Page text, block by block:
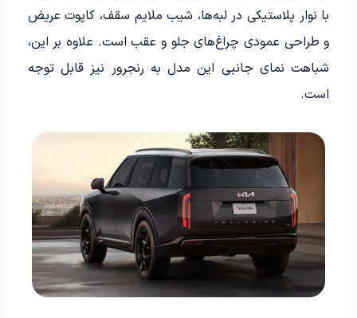
با نوار پلاستیکی در لبه‌ها، شیب ملایم سقف، کاپوت عریض
و طراحی عمودی چراغ‌های جلو و عقب است. علاوه بر این،
شباهت نمای جانبی این مدل به رنجرور نیز قابل توجه
است.